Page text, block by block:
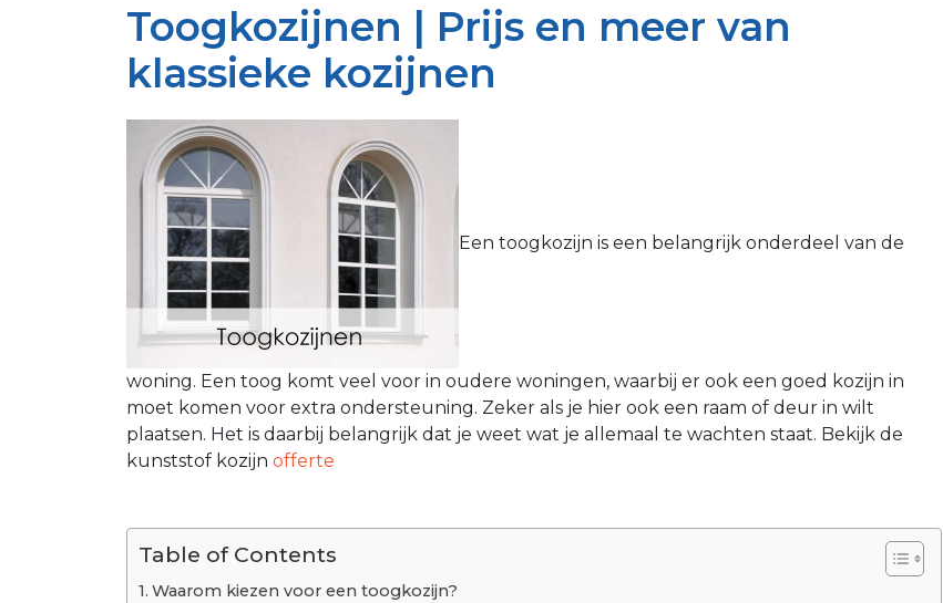
Toogkozijnen | Prijs en meer van
klassieke kozijnen
Een toogkozijn is een belangrijk onderdeel van de
woning. Een toog komt veel voor in oudere woningen, waarbij er ook een goed kozijn in
moet komen voor extra ondersteuning. Zeker als je hier ook een raam of deur in wilt
plaatsen. Het is daarbij belangrijk dat je weet wat je allemaal te wachten staat. Bekijk de
kunststof kozijn offerte
Table of Contents
Waarom kiezen voor een toogkozijn?